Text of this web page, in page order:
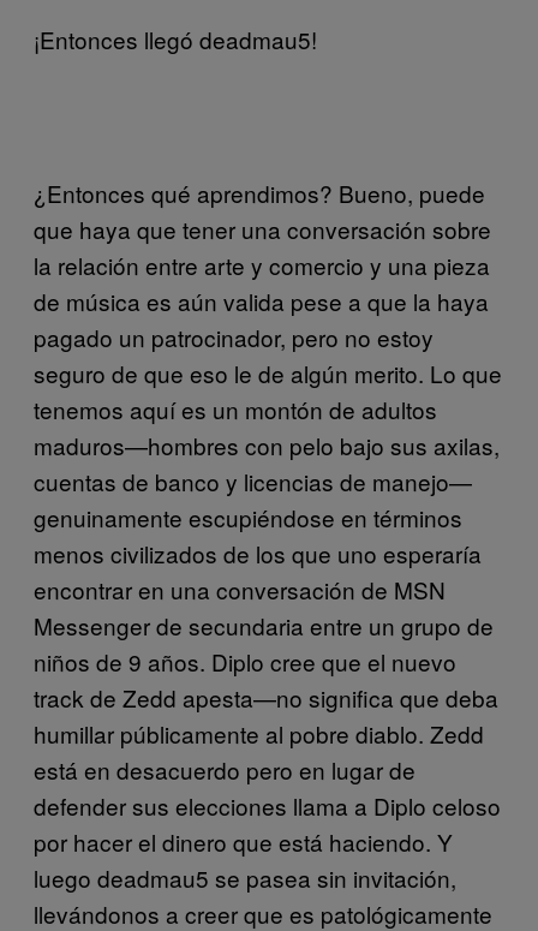
¡Entonces llegó deadmau5!
¿Entonces qué aprendimos? Bueno, puede
que haya que tener una conversación sobre
la relación entre arte y comercio y una pieza
de música es aún valida pese a que la haya
pagado un patrocinador, pero no estoy
seguro de que eso le de algún merito. Lo que
tenemos aquí es un montón de adultos
maduros—hombres con pelo bajo sus axilas,
cuentas de banco y licencias de manejo—
genuinamente escupiéndose en términos
menos civilizados de los que uno esperaría
encontrar en una conversación de MSN
Messenger de secundaria entre un grupo de
niños de 9 años. Diplo cree que el nuevo
track de Zedd apesta—no significa que deba
humillar públicamente al pobre diablo. Zedd
está en desacuerdo pero en lugar de
defender sus elecciones llama a Diplo celoso
por hacer el dinero que está haciendo. Y
luego deadmau5 se pasea sin invitación,
llevándonos a creer que es patológicamente